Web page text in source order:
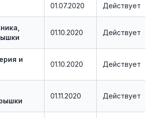
01.07.2020 Действует
01.10.2020 Действует
и
01.10.2020 Действует
01.11.2020 Действует